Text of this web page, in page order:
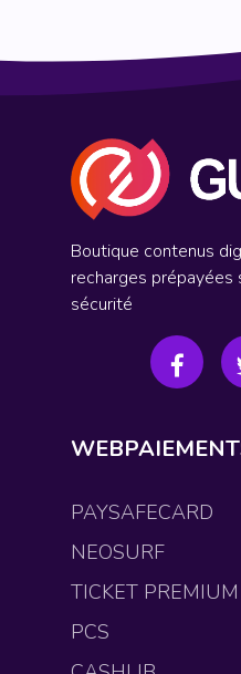
Boutique contenus
recharges
sécurité
PAYSAFECARD
NEOSURF
TICKET PREMIUM
PCS